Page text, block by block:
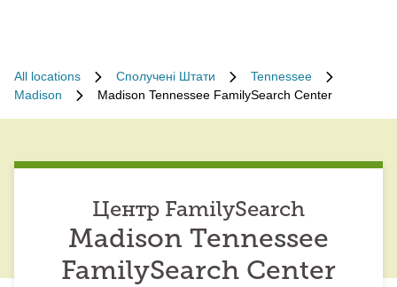
All locations Сполучені Штати
Tennessee
Madison
Madison Tennessee FamilySearch Center
Центр FamilySearch
Madison Tennessee
FamilySearch Center